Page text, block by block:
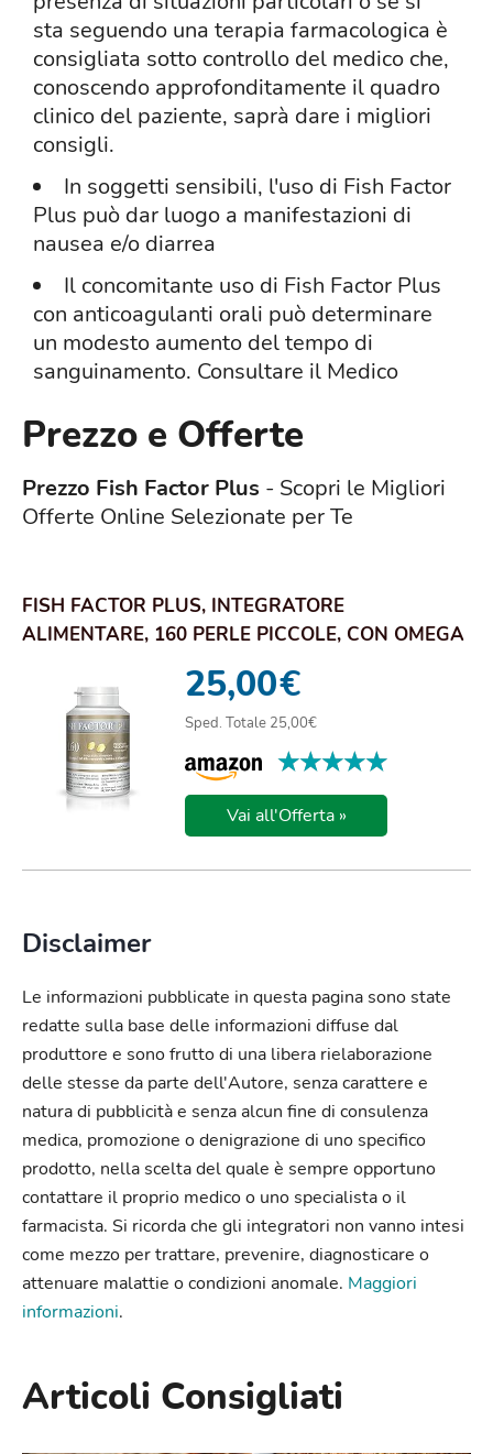
sta seguendo una terapia farmacologica è
consigliata sotto controllo del medico che,
conoscendo approfonditamente il quadro
clinico del paziente, saprà dare i migliori
consigli.
In soggetti sensibili, l'uso di Fish Factor
Plus può dar luogo a manifestazioni di
nausea e/o diarrea
Il concomitante uso di Fish Factor Plus
con anticoagulanti orali può determinare
un modesto aumento del tempo di
sanguinamento. Consultare il Medico
Prezzo e Offerte
Prezzo Fish Factor Plus - Scopri le Migliori
Offerte Online Selezionate per Te
FISH FACTOR PLUS, INTEGRATORE
ALIMENTARE, 160 PERLE PICCOLE, CON OMEGA
25,00€
Sped. Totale 25,00€
★★★★★
★★★★★
Vai all'Offerta »
Disclaimer
Le informazioni pubblicate in questa pagina sono state
redatte sulla base delle informazioni diffuse dal
produttore e sono frutto di una libera rielaborazione
delle stesse da parte dell'Autore, senza carattere e
natura di pubblicità e senza alcun fine di consulenza
medica, promozione o denigrazione di uno specifico
prodotto, nella scelta del quale è sempre opportuno
contattare il proprio medico o uno specialista o il
farmacista. Si ricorda che gli integratori non vanno intesi
come mezzo per trattare, prevenire, diagnosticare o
attenuare malattie o condizioni anomale. Maggiori
informazioni.
Articoli Consigliati